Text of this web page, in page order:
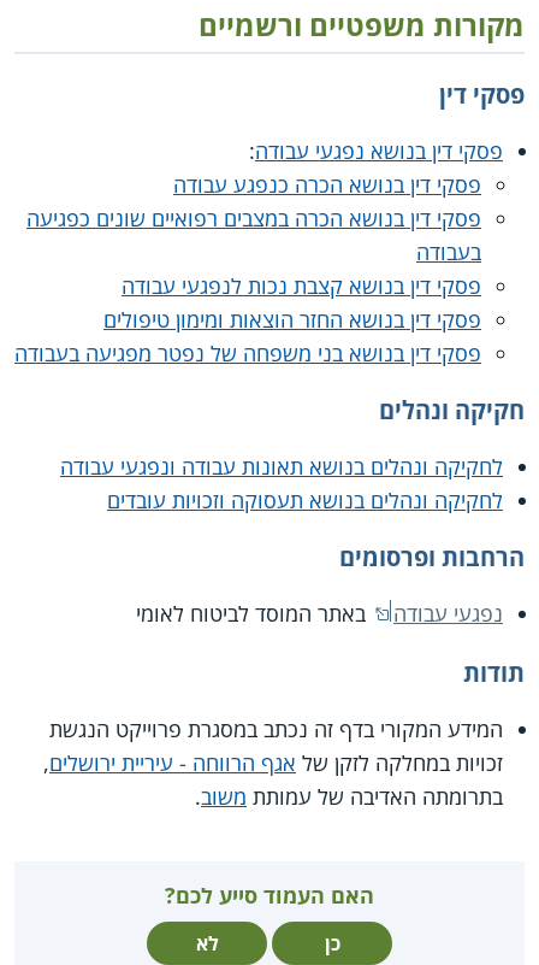
מקורות משפטיים ורשמיים
פסקי דין
פסקי דין בנושא נפגעי עבודה:
פסקי דין בנושא הכרה כנפגע עבודה
פסקי דין בנושא הכרה במצבים רפואיים שונים כפגיעה
בעבודה
פסקי דין בנושא קצבת נכות לנפגעי עבודה
פסקי דין בנושא החזר הוצאות ומימון טיפולים
פסקי דין בנושא בני משפחה של נפטר מפגיעה בעבודה
חקיקה ונהלים
לחקיקה ונהלים בנושא תאונות עבודה ונפגעי עבודה
לחקיקה ונהלים בנושא תעסוקה וזכויות עובדים
הרחבות ופרסומים
נפגעי עבודה באתר המוסד לביטוח לאומי
תודות
המידע המקורי בדף זה נכתב במסגרת פרוייקט הנגשת
זכויות במחלקה לזקן של אגף הרווחה - עיריית ירושלים,
בתרומתה האדיבה של עמותת משוב.
האם העמוד סייע לכם?
כן לא